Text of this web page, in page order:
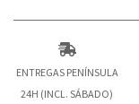
ENTREGAS PENÍNSULA
24H (INCL. SÁBADO)